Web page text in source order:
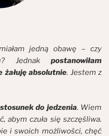
jedną obawę – czy
Jednak postanowiłam
żałuję absolutnie. Jestem z
do jedzenia. Wiem
abym czuła się szczęśliwa.
i swoich możliwości, chęć